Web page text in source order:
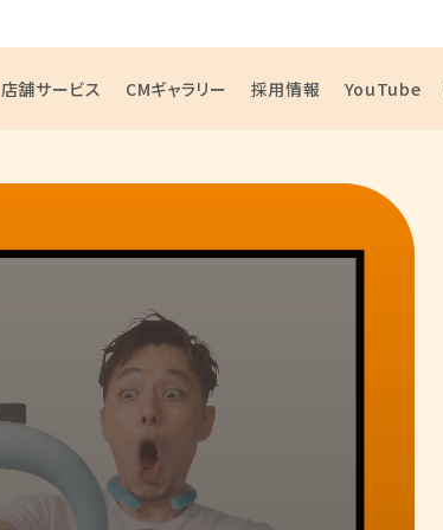
店舗サービス CMギャラリー 採用情報 YouTube